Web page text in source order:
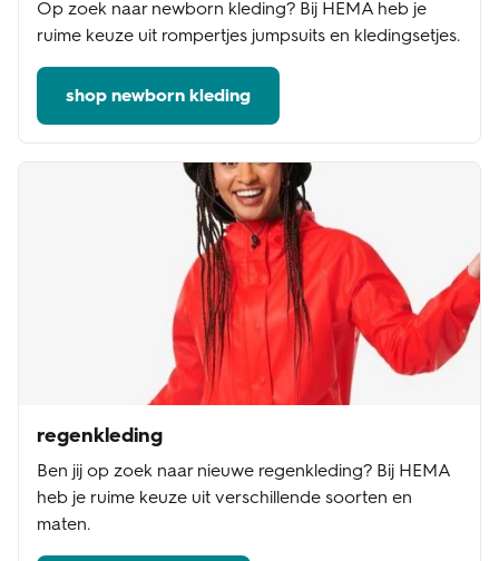
Op zoek naar newborn kleding? Bij HEMA heb je
ruime keuze uit rompertjes jumpsuits en kledingsetjes.
shop newborn kleding
regenkleding
Ben jij op zoek naar nieuwe regenkleding? Bij HEMA
heb je ruime keuze uit verschillende soorten en
maten.